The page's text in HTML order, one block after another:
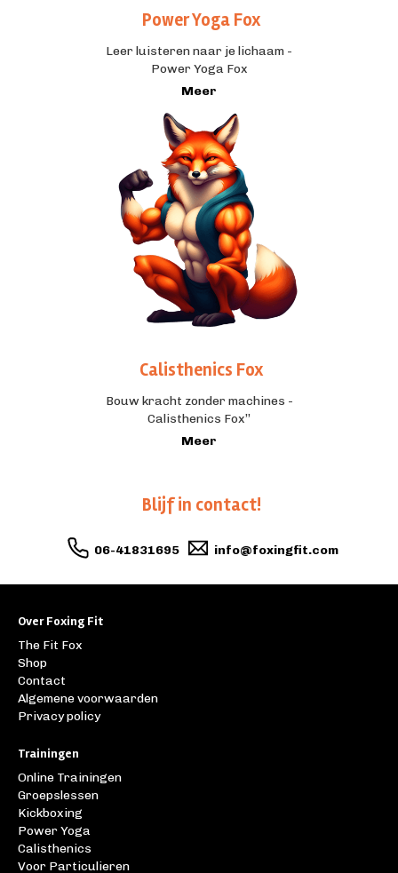
Power Yoga Fox
Leer luisteren naar je lichaam -
Power Yoga Fox
Meer
Calisthenics Fox
Bouw kracht zonder machines -
Calisthenics Fox’’
Meer
Blijf in contact!
06-41831695 info@foxingfit.com
Over Foxing Fit
The Fit Fox
Shop
Contact
Algemene voorwaarden
Privacy policy
Trainingen
Online Trainingen
Groepslessen
Kickboxing
Power Yoga
Calisthenics
Voor Particulieren